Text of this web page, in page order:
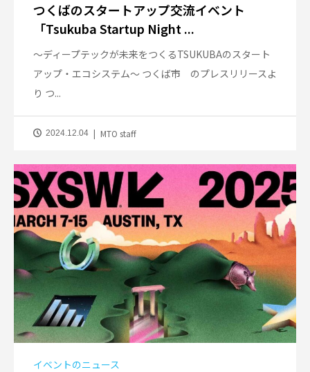
つくばのスタートアップ交流イベント
「Tsukuba Startup Night ...
～ディープテックが未来をつくるTSUKUBAのスタート
アップ・エコシステム～ つくば市 のプレスリリースよ
り つ...
2024.12.04 MTO staff
イベントのニュース